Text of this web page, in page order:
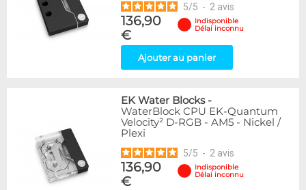
5/5 - 2 avis
136,90
€
Indisponible
Délai inconnu
Ajouter au panier
EK Water Blocks-
WaterBlock CPU EK-Quantum
Velocity² D-RGB - AM5 - Nickel /
Plexi
5/5 - 2 avis
136,90
€
Indisponible
Délai inconnu